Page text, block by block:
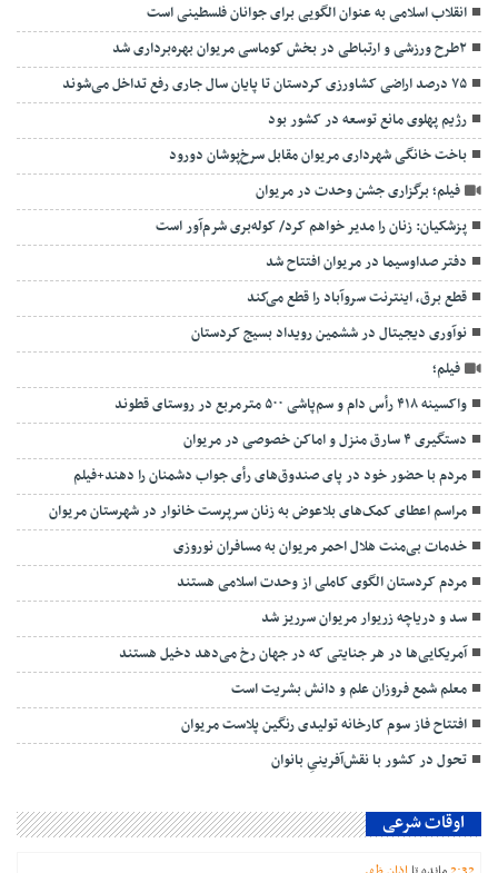
انقلاب اسلامی به عنوان الگویی برای جوانان فلسطینی است
۲طرح ورزشی و ارتباطی در بخش کوماسی مریوان بهره‌برداری شد
۷۵ درصد اراضی کشاورزی کردستان تا پایان سال جاری رفع تداخل می‌شوند
رژیم پهلوی مانع توسعه در کشور بود
باخت خانگی شهرداری مریوان مقابل سرخ‌پوشان دورود
فیلم؛ برگزاری جشن وحدت در مریوان
پزشکیان: زنان را مدیر خواهم کرد/ کوله‌بری شرم‌آور است
دفتر صداوسیما در مریوان افتتاح شد
قطع برق، اینترنت سروآباد را قطع می‌کند
نوآوری دیجیتال در ششمین رویداد بسیج کردستان
فیلم؛
واکسینه ۴۱۸ رأس دام و سم‌پاشی ۵۰۰ مترمربع در روستای قطوند
دستگیری ۴ سارق منزل و اماکن خصوصی در مریوان
مردم با حضور خود در پای صندوق‌های رأی جواب دشمنان را دهند+فیلم
مراسم اعطای کمک‌های بلاعوض به زنان سرپرست خانوار در شهرستان مریوان
خدمات بی‌منت هلال احمر مریوان به مسافران نوروزی
مردم کردستان الگوی کاملی از وحدت اسلامی هستند
سد و دریاچه زریوار مریوان سرریز شد
آمریکایی‌ها در هر جنایتی که در جهان رخ می‌دهد دخیل هستند
معلم شمع فروزان علم و دانش بشریت است
افتتاح فاز سوم کارخانه تولیدی رنگین پلاست مریوان
تحول در کشور با نقش‌آفرینیِ بانوان
اوقات شرعی